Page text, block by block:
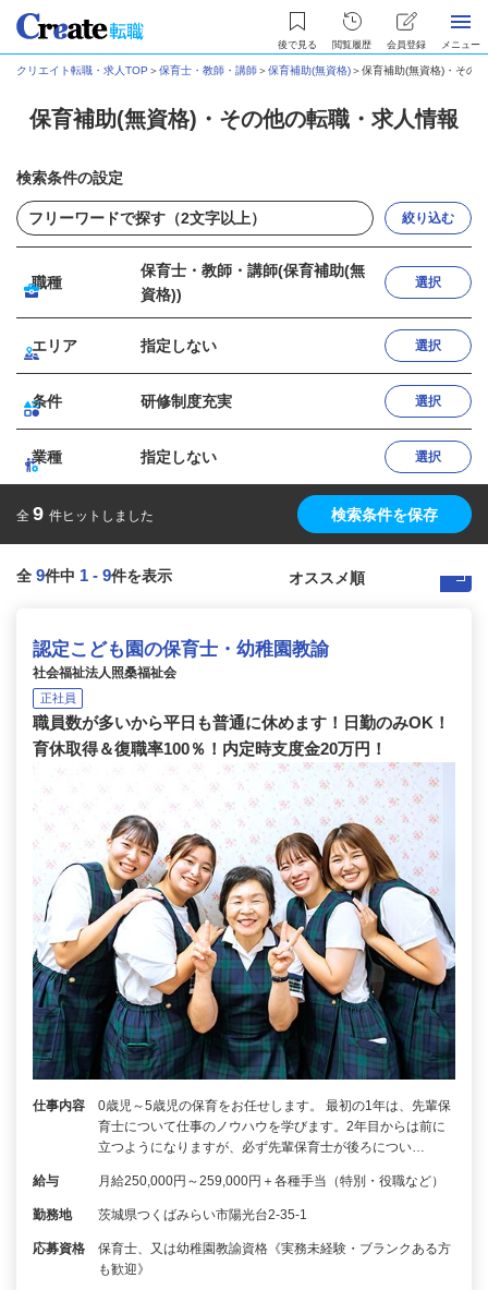
後で見る 閲覧履歴 会員登録 メニュー
クリエイト転職・求人TOP ＞保育士・教師・講師＞保育補助(無資格)＞保育補助(無資格)・その
保育補助(無資格)・その他の転職・求人情報
検索条件の設定
絞り込む
職種
保育士・教師・講師(保育補助(無
資格))
選択
エリア 指定しない 選択
条件 研修制度充実 選択
業種 指定しない 選択
全 9 件ヒットしました 検索条件を保存
全 9件中 1 - 9件を表示
認定こども園の保育士・幼稚園教諭
社会福祉法人照桑福祉会
正社員
職員数が多いから平日も普通に休めます！日勤のみOK！
育休取得＆復職率100％！内定時支度金20万円！
仕事内容
0歳児～5歳児の保育をお任せします。 最初の1年は、先輩保
育士について仕事のノウハウを学びます。2年目からは前に
立つようになりますが、必ず先輩保育士が後ろについ…
給与 月給250,000円～259,000円＋各種手当（特別・役職など）
勤務地 茨城県つくばみらい市陽光台2-35-1
応募資格
保育士、又は幼稚園教諭資格《実務未経験・ブランクある方
も歓迎》